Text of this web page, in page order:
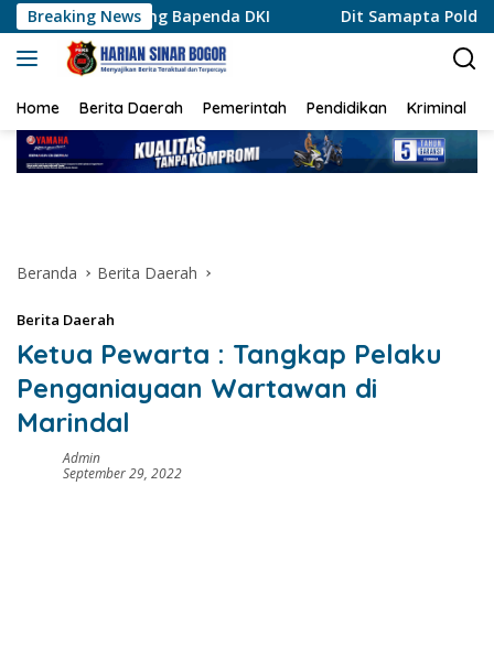
Langsung
ke
konten
Breaking News
Bapenda DKI Dit Samapta Polda Metro Jaya
Home Berita Daerah Pemerintah Pendidikan Kriminal
Beranda Berita Daerah
Berita Daerah
Ketua Pewarta : Tangkap Pelaku
Penganiayaan Wartawan di
Marindal
Admin
September 29, 2022